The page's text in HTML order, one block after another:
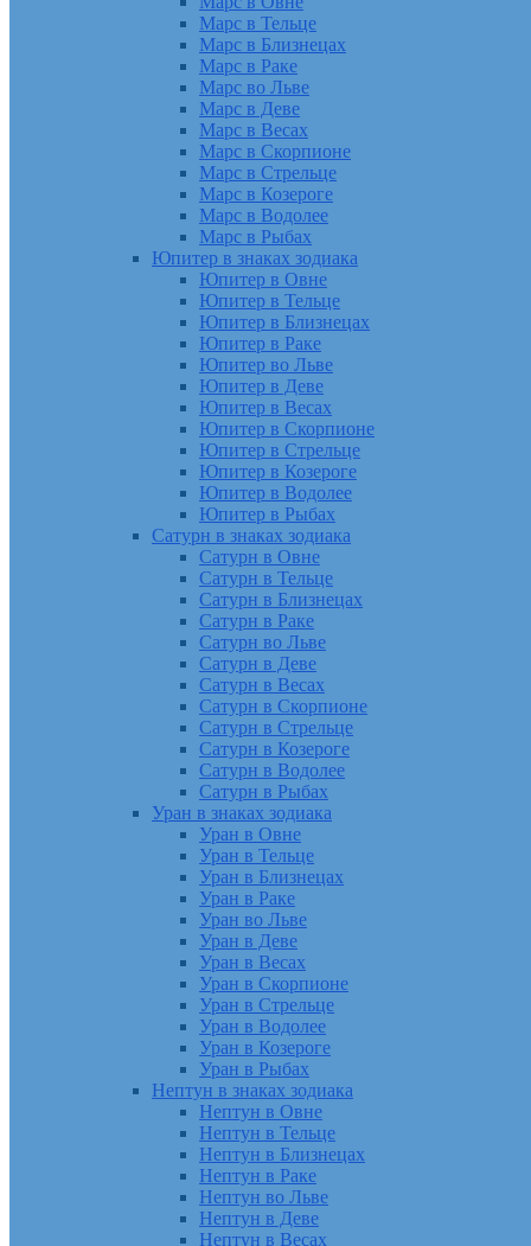
Марс в Тельце
Марс в Близнецах
Марс в Раке
Марс во Льве
Марс в Деве
Марс в Весах
Марс в Скорпионе
Марс в Стрельце
Марс в Козероге
Марс в Водолее
Марс в Рыбах
Юпитер в знаках зодиака
Юпитер в Овне
Юпитер в Тельце
Юпитер в Близнецах
Юпитер в Раке
Юпитер во Льве
Юпитер в Деве
Юпитер в Весах
Юпитер в Скорпионе
Юпитер в Стрельце
Юпитер в Козероге
Юпитер в Водолее
Юпитер в Рыбах
Сатурн в знаках зодиака
Сатурн в Овне
Сатурн в Тельце
Сатурн в Близнецах
Сатурн в Раке
Сатурн во Льве
Сатурн в Деве
Сатурн в Весах
Сатурн в Скорпионе
Сатурн в Стрельце
Сатурн в Козероге
Сатурн в Водолее
Сатурн в Рыбах
Уран в знаках зодиака
Уран в Овне
Уран в Тельце
Уран в Близнецах
Уран в Раке
Уран во Льве
Уран в Деве
Уран в Весах
Уран в Скорпионе
Уран в Стрельце
Уран в Водолее
Уран в Козероге
Уран в Рыбах
Нептун в знаках зодиака
Нептун в Овне
Нептун в Тельце
Нептун в Близнецах
Нептун в Раке
Нептун во Льве
Нептун в Деве
Нептун в Весах